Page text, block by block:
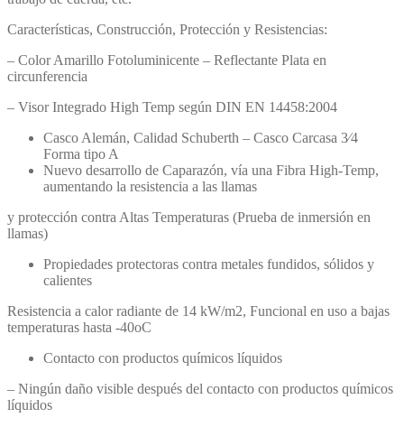
Características, Construcción, Protección y Resistencias:
– Color Amarillo Fotoluminicente – Reflectante Plata en
circunferencia
– Visor Integrado High Temp según DIN EN 14458:2004
Casco Alemán, Calidad Schuberth – Casco Carcasa 3⁄4
Forma tipo A
Nuevo desarrollo de Caparazón, vía una Fibra High-Temp,
aumentando la resistencia a las llamas
y protección contra Altas Temperaturas (Prueba de inmersión en
llamas)
Propiedades protectoras contra metales fundidos, sólidos y
calientes
Resistencia a calor radiante de 14 kW/m2, Funcional en uso a bajas
temperaturas hasta -40oC
Contacto con productos químicos líquidos
– Ningún daño visible después del contacto con productos químicos
líquidos